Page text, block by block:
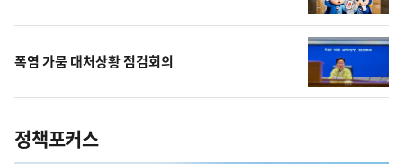
폭염 가뭄 대처상황 점검회의
정책포커스